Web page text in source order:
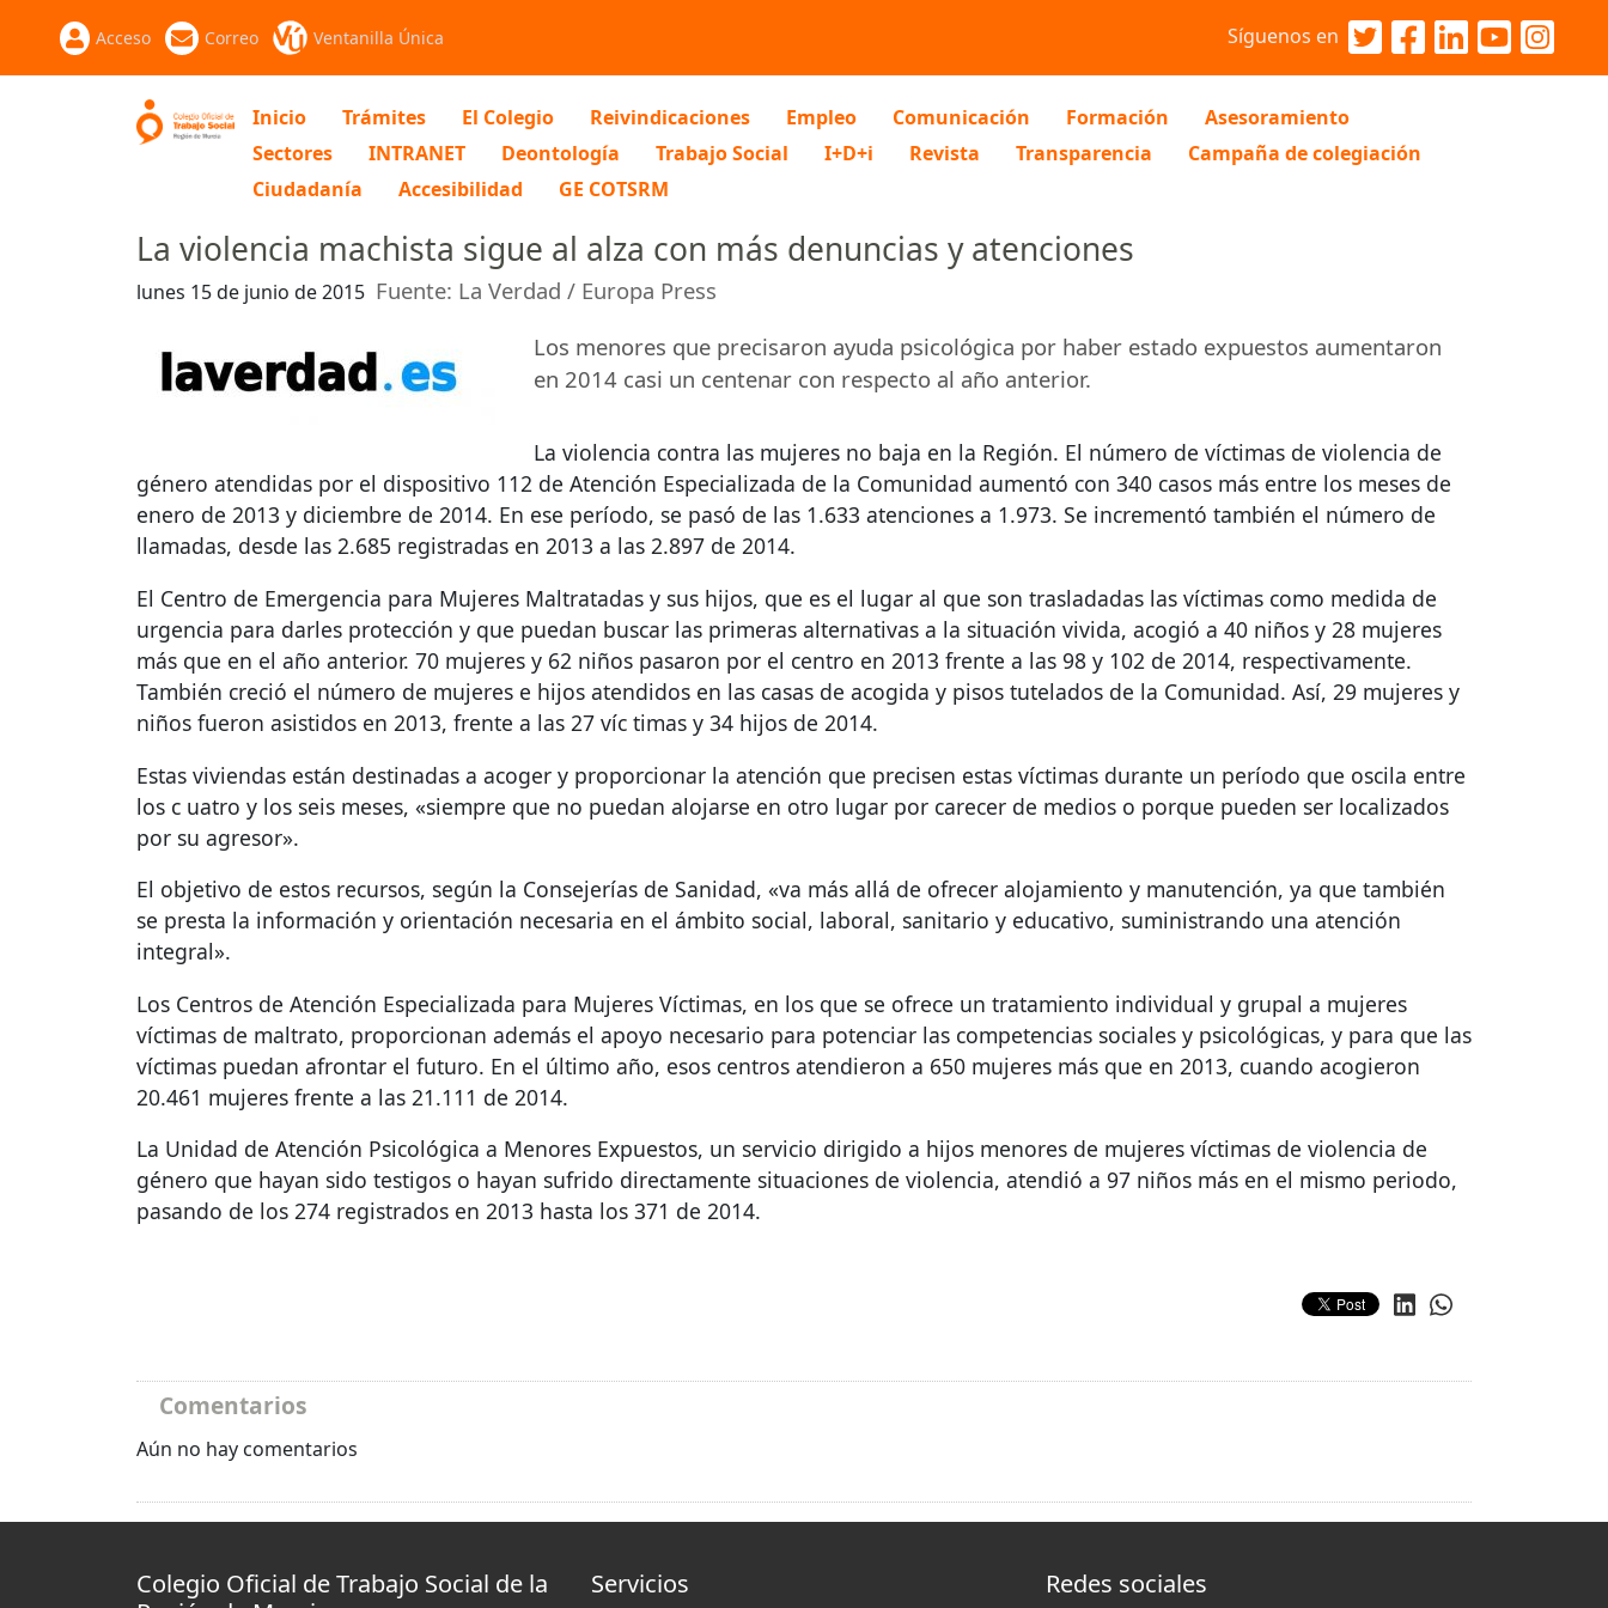
Acceso Correo Ventanilla Única Síguenos en
Inicio Trámites El Colegio Reivindicaciones Empleo Comunicación Formación
Asesoramiento
Sectores
INTRANET Deontología Trabajo Social I+D+i Revista Transparencia
Campaña de colegiación
Ciudadanía
Accesibilidad GE COTSRM
La violencia machista sigue al alza con más denuncias y atenciones
lunes 15 de junio de 2015 Fuente: La Verdad / Europa Press
Los menores que precisaron ayuda psicológica por haber estado expuestos aumentaron
en 2014 casi un centenar con respecto al año anterior.
La violencia contra las mujeres no baja en la Región. El número de víctimas de violencia de
género atendidas por el dispositivo 112 de Atención Especializada de la Comunidad aumentó con 340 casos más entre los meses de
enero de 2013 y diciembre de 2014. En ese período, se pasó de las 1.633 atenciones a 1.973. Se incrementó también el número de
llamadas, desde las 2.685 registradas en 2013 a las 2.897 de 2014.
El Centro de Emergencia para Mujeres Maltratadas y sus hijos, que es el lugar al que son trasladadas las víctimas como medida de
urgencia para darles protección y que puedan buscar las primeras alternativas a la situación vivida, acogió a 40 niños y 28 mujeres
más que en el año anterior. 70 mujeres y 62 niños pasaron por el centro en 2013 frente a las 98 y 102 de 2014, respectivamente.
También creció el número de mujeres e hijos atendidos en las casas de acogida y pisos tutelados de la Comunidad. Así, 29 mujeres y
niños fueron asistidos en 2013, frente a las 27 víc timas y 34 hijos de 2014.
Estas viviendas están destinadas a acoger y proporcionar la atención que precisen estas víctimas durante un período que oscila entre
los c uatro y los seis meses, «siempre que no puedan alojarse en otro lugar por carecer de medios o porque pueden ser localizados
por su agresor».
El objetivo de estos recursos, según la Consejerías de Sanidad, «va más allá de ofrecer alojamiento y manutención, ya que también
se presta la información y orientación necesaria en el ámbito social, laboral, sanitario y educativo, suministrando una atención
integral».
Los Centros de Atención Especializada para Mujeres Víctimas, en los que se ofrece un tratamiento individual y grupal a mujeres
víctimas de maltrato, proporcionan además el apoyo necesario para potenciar las competencias sociales y psicológicas, y para que las
víctimas puedan afrontar el futuro. En el último año, esos centros atendieron a 650 mujeres más que en 2013, cuando acogieron
20.461 mujeres frente a las 21.111 de 2014.
La Unidad de Atención Psicológica a Menores Expuestos, un servicio dirigido a hijos menores de mujeres víctimas de violencia de
género que hayan sido testigos o hayan sufrido directamente situaciones de violencia, atendió a 97 niños más en el mismo periodo,
pasando de los 274 registrados en 2013 hasta los 371 de 2014.
Comentarios
Aún no hay comentarios
Colegio Oficial de Trabajo Social de la
Servicios Redes sociales